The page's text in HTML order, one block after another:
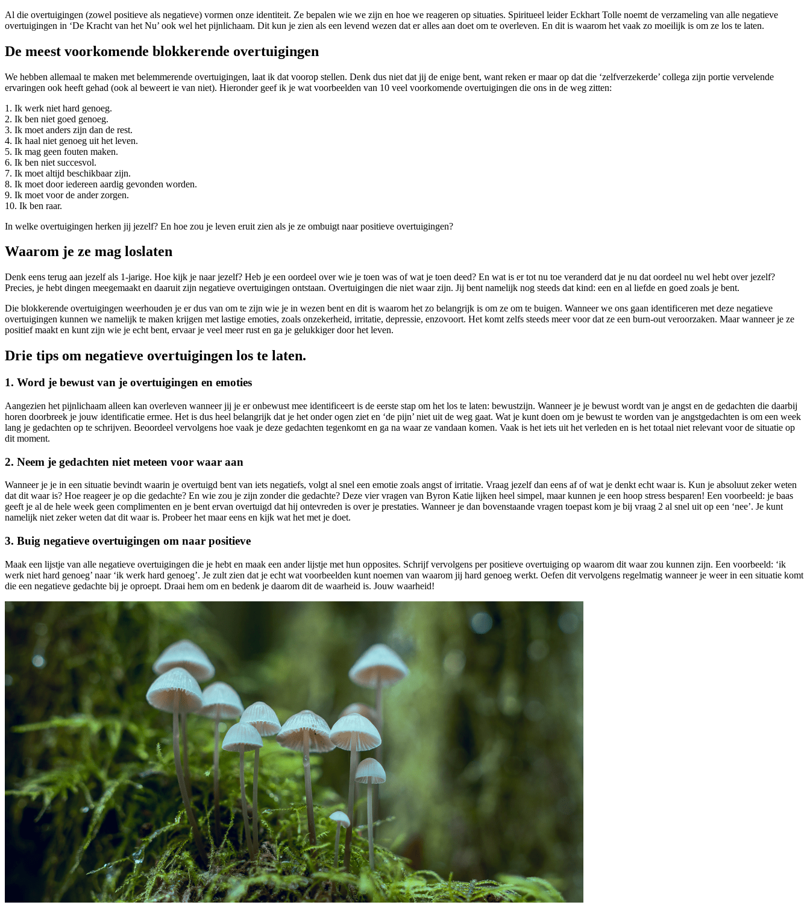
Al die overtuigingen (zowel positieve als negatieve) vormen onze identiteit. Ze bepalen wie we zijn en hoe we reageren op situaties. Spiritueel leider Eckhart Tolle noemt de verzameling van alle negatieve
overtuigingen in ‘De Kracht van het Nu’ ook wel het pijnlichaam. Dit kun je zien als een levend wezen dat er alles aan doet om te overleven. En dit is waarom het vaak zo moeilijk is om ze los te laten.
De meest voorkomende blokkerende overtuigingen
We hebben allemaal te maken met belemmerende overtuigingen, laat ik dat voorop stellen. Denk dus niet dat jij de enige bent, want reken er maar op dat die ‘zelfverzekerde’ collega zijn portie vervelende
ervaringen ook heeft gehad (ook al beweert ie van niet). Hieronder geef ik je wat voorbeelden van 10 veel voorkomende overtuigingen die ons in de weg zitten:
1. Ik werk niet hard genoeg.
2. Ik ben niet goed genoeg.
3. Ik moet anders zijn dan de rest.
4. Ik haal niet genoeg uit het leven.
5. Ik mag geen fouten maken.
6. Ik ben niet succesvol.
7. Ik moet altijd beschikbaar zijn.
8. Ik moet door iedereen aardig gevonden worden.
9. Ik moet voor de ander zorgen.
10. Ik ben raar.
In welke overtuigingen herken jij jezelf? En hoe zou je leven eruit zien als je ze ombuigt naar positieve overtuigingen?
Waarom je ze mag loslaten
Denk eens terug aan jezelf als 1-jarige. Hoe kijk je naar jezelf? Heb je een oordeel over wie je toen was of wat je toen deed? En wat is er tot nu toe veranderd dat je nu dat oordeel nu wel hebt over jezelf?
Precies, je hebt dingen meegemaakt en daaruit zijn negatieve overtuigingen ontstaan. Overtuigingen die niet waar zijn. Jij bent namelijk nog steeds dat kind: een en al liefde en goed zoals je bent.
Die blokkerende overtuigingen weerhouden je er dus van om te zijn wie je in wezen bent en dit is waarom het zo belangrijk is om ze om te buigen. Wanneer we ons gaan identificeren met deze negatieve
overtuigingen kunnen we namelijk te maken krijgen met lastige emoties, zoals onzekerheid, irritatie, depressie, enzovoort. Het komt zelfs steeds meer voor dat ze een burn-out veroorzaken. Maar wanneer je ze
positief maakt en kunt zijn wie je echt bent, ervaar je veel meer rust en ga je gelukkiger door het leven.
Drie tips om negatieve overtuigingen los te laten.
1. Word je bewust van je overtuigingen en emoties
Aangezien het pijnlichaam alleen kan overleven wanneer jij je er onbewust mee identificeert is de eerste stap om het los te laten: bewustzijn. Wanneer je je bewust wordt van je angst en de gedachten die daarbij
horen doorbreek je jouw identificatie ermee. Het is dus heel belangrijk dat je het onder ogen ziet en ‘de pijn’ niet uit de weg gaat. Wat je kunt doen om je bewust te worden van je angstgedachten is om een week
lang je gedachten op te schrijven. Beoordeel vervolgens hoe vaak je deze gedachten tegenkomt en ga na waar ze vandaan komen. Vaak is het iets uit het verleden en is het totaal niet relevant voor de situatie op
dit moment.
2. Neem je gedachten niet meteen voor waar aan
Wanneer je je in een situatie bevindt waarin je overtuigd bent van iets negatiefs, volgt al snel een emotie zoals angst of irritatie. Vraag jezelf dan eens af of wat je denkt echt waar is. Kun je absoluut zeker weten
dat dit waar is? Hoe reageer je op die gedachte? En wie zou je zijn zonder die gedachte? Deze vier vragen van Byron Katie lijken heel simpel, maar kunnen je een hoop stress besparen! Een voorbeeld: je baas
geeft je al de hele week geen complimenten en je bent ervan overtuigd dat hij ontevreden is over je prestaties. Wanneer je dan bovenstaande vragen toepast kom je bij vraag 2 al snel uit op een ‘nee’. Je kunt
namelijk niet zeker weten dat dit waar is. Probeer het maar eens en kijk wat het met je doet.
3. Buig negatieve overtuigingen om naar positieve
Maak een lijstje van alle negatieve overtuigingen die je hebt en maak een ander lijstje met hun opposites. Schrijf vervolgens per positieve overtuiging op waarom dit waar zou kunnen zijn. Een voorbeeld: ‘ik
werk niet hard genoeg’ naar ‘ik werk hard genoeg’. Je zult zien dat je echt wat voorbeelden kunt noemen van waarom jij hard genoeg werkt. Oefen dit vervolgens regelmatig wanneer je weer in een situatie komt
die een negatieve gedachte bij je oproept. Draai hem om en bedenk je daarom dit de waarheid is. Jouw waarheid!